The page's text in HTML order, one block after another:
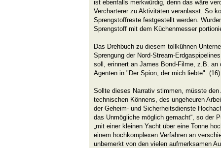
ist ebenfalls merkwürdig, denn das wäre
Vercharterer zu Aktivitäten veranlasst. So
Sprengstoffreste festgestellt werden.
Sprengstoff mit dem Küchenmesser
Das Drehbuch zu diesem tollkühnen
Sprengung der Nord-Stream-
soll, erinnert an James Bond-Filme, z.B. an
Agenten in "Der Spion, der mich liebte". (16)
Sollte dieses Narrativ stimmen, müsste
technischen Könnens, des ungeheuren
der Geheim- und Sicherheitsdienste
das Unmögliche möglich gemacht“, so der
„mit einer kleinen Yacht über eine Tonne
einem hochkomplexen Verfahren an
unbemerkt von den vielen aufmerksamen